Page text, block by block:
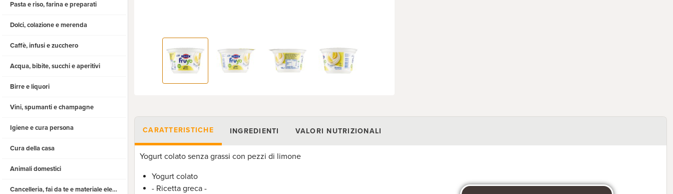
Pasta e riso, farina e preparati
Dolci, colazione e merenda
Caffè, infusi e zucchero
Acqua, bibite, succhi e aperitivi
Birre e liquori
Vini, spumanti e champagne
Igiene e cura persona
Cura della casa
Animali domestici
Cancelleria, fai da te e materiale elettrico
CARATTERISTICHE INGREDIENTI VALORI NUTRIZIONALI
Yogurt colato senza grassi con pezzi di limone
Yogurt colato
- Ricetta greca -